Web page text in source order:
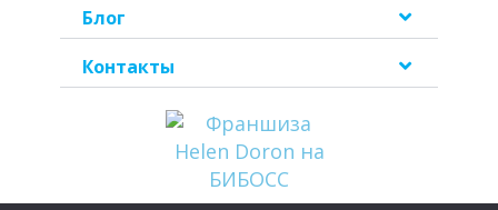
Блог
Контакты